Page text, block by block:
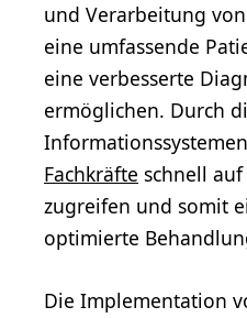
und Verarbeitung
eine umfassende
eine verbesserte
ermöglichen. Durch
Fachkräfte schnell
zugreifen und somit
optimierte
Die Implementation